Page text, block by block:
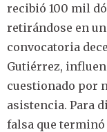
recibió 100 mil
retirándose en
convocatoria
Gutiérrez,
cuestionado por
asistencia. Para
falsa que terminó